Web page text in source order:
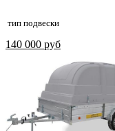
тип подвески
140 000 руб